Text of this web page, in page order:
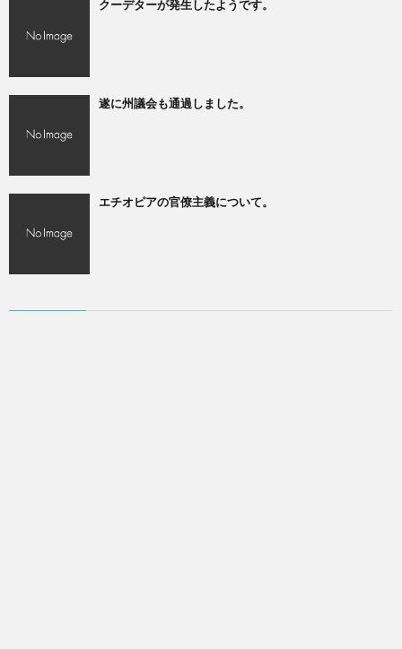
クーデターが発生したようです。
遂に州議会も通過しました。
エチオピアの官僚主義について。